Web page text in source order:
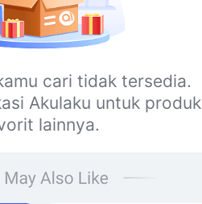
cari tidak tersedia.
Akulaku untuk produk
lainnya.